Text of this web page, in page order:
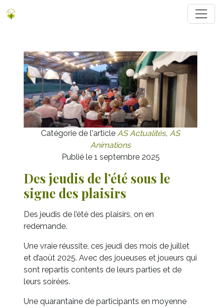
Catégorie de l'article AS Actualités, AS
Animations
Publié le 1 septembre 2025
Des jeudis de l’été sous le
signe des plaisirs
Des jeudis de l’été des plaisirs, on en
redemande.
Une vraie réussite, ces jeudi des mois de juillet
et d’août 2025. Avec des joueuses et joueurs qui
sont repartis contents de leurs parties et de
leurs soirées.
Une quarantaine de participants en moyenne